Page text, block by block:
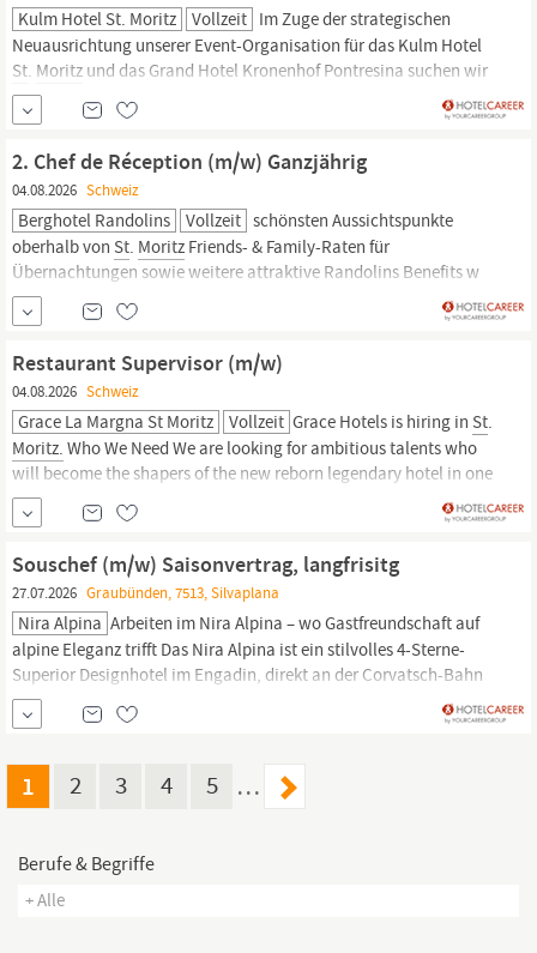
Kulm Hotel St. Moritz Vollzeit Im Zuge der strategischen
Neuausrichtung unserer Event-Organisation für das Kulm Hotel
St. Moritz und das Grand Hotel Kronenhof Pontresina suchen wir
einen vertriebsorientierten Event Sales Manager für unser Brand &
Commercial Team. Dies ist keine klassische operative
Ablaufplanung – sondern eine strategische Rolle im Business...
2. Chef de Réception (m/w) Ganzjährig
04.08.2026 Schweiz
Berghotel Randolins Vollzeit schönsten Aussichtspunkte
oberhalb von St. Moritz Friends- & Family-Raten für
Übernachtungen sowie weitere attraktive Randolins Benefits w
ww.randolins.ch/benefits Personalunterkunft Faire und
zeitgemässe Anstellungsbedingungen Du übernimmst gerne
Verantwortung und möchtest gemeinsam mit unserem
Vizedirektor das Front Office aktiv...
Restaurant Supervisor (m/w)
04.08.2026 Schweiz
Grace La Margna St Moritz Vollzeit Grace Hotels is hiring in St.
Moritz. Who We Need We are looking for ambitious talents who
will become the shapers of the new reborn legendary hotel in one
of the most prestigious alpine resorts in the world. Are you
expecting more than a job? Then let s GRACE together! What Will
You Do Delivering food and drink service through our...
Souschef (m/w) Saisonvertrag, langfrisitg
27.07.2026 Graubünden, 7513, Silvaplana
Nira Alpina Arbeiten im Nira Alpina – wo Gastfreundschaft auf
alpine Eleganz trifft Das Nira Alpina ist ein stilvolles 4-Sterne-
Superior Designhotel im Engadin, direkt an der Corvatsch-Bahn
und nur wenige Minuten von
entfernt. Eingebettet in die
beeindruckende Bergwelt von Silvaplana verbindet das Hotel
1 2 3 4 5 …
Berufe & Begriffe
+ Alle